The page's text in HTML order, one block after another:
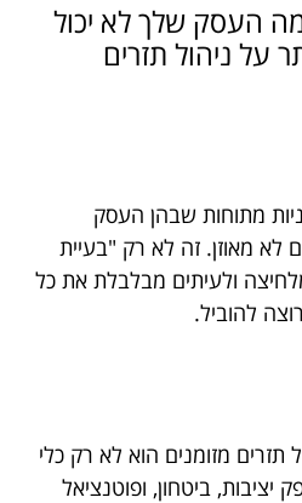
העסק שלך לא יכול
על ניהול תזרים
מתוחות שבהן העסק
לא מאוזן. זה לא רק "בעיית
ולעיתים מבלבלת את כל
להוביל.
מזומנים הוא לא רק כלי
ביטחון, ופוטנציאל